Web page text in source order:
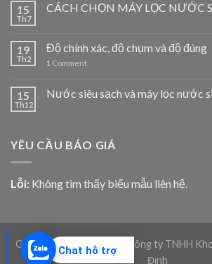
Chat hỗ trợ
15
Th7
CÁCH CHỌN MÁY LỌC NƯỚC
19
Th2
Độ chính xác, độ chụm và độ đúng
1 Comment
15
Th12
Nước siêu sạch và máy lọc nước
YÊU CẦU BÁO GIÁ
Lỗi: Không tìm thấy biểu mẫu liên hệ.
Giadico.com | Bản quyền Công ty TNHH
Định